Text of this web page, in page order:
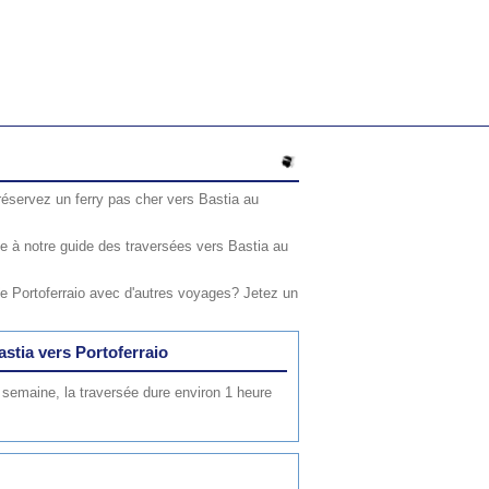
un ferry pas cher vers Bastia au
à notre guide des traversées vers Bastia au
Portoferraio avec d'autres voyages? Jetez un
vers Portoferraio
la traversée dure environ 1 heure